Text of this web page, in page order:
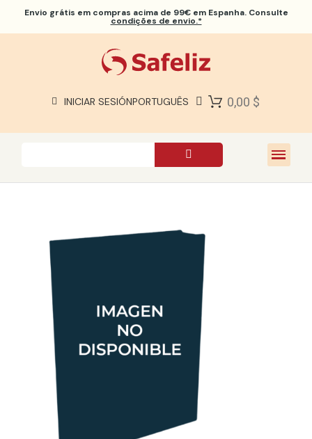
Envio grátis em compras acima de 99€ em Espanha. Consulte
condições de envio.*
INICIAR SESIÓNPORTUGUÊS 0,00 $
SOBRE NÓS